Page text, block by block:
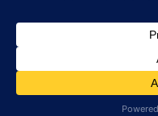
© 2026